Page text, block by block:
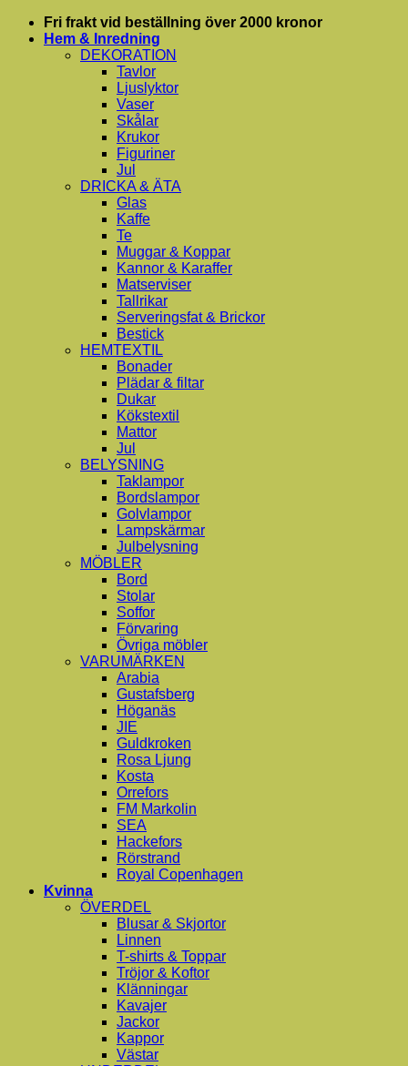
Skip
Fri frakt vid beställning över 2000 kronor
Hem & Inredning
DEKORATION
Tavlor
Ljuslyktor
Vaser
Skålar
Krukor
Figuriner
Jul
DRICKA & ÄTA
Glas
Kaffe
Te
Muggar & Koppar
Kannor & Karaffer
Matserviser
Tallrikar
Serveringsfat & Brickor
Bestick
HEMTEXTIL
Bonader
Plädar & filtar
Dukar
Kökstextil
Mattor
Jul
BELYSNING
Taklampor
Bordslampor
Golvlampor
Lampskärmar
Julbelysning
MÖBLER
Bord
Stolar
Soffor
Förvaring
Övriga möbler
VARUMÄRKEN
Arabia
Gustafsberg
Höganäs
JIE
Guldkroken
Rosa Ljung
Kosta
Orrefors
FM Markolin
SEA
Hackefors
Rörstrand
Royal Copenhagen
Kvinna
ÖVERDEL
Blusar & Skjortor
Linnen
T-shirts & Toppar
Tröjor & Koftor
Klänningar
Kavajer
Jackor
Kappor
Västar